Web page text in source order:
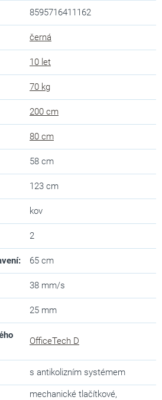
8595716411162
černá
10 let
70 kg
200 cm
80 cm
58 cm
123 cm
kov
2
: 65 cm
38 mm/s
25 mm
OfficeTech D
s antikolizním systémem
mechanické tlačítkové,